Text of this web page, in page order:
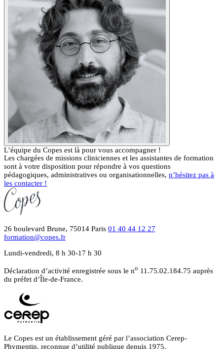
L’équipe du Copes est là pour vous accompagner !
Les chargées de missions cliniciennes et les assistantes de formation
sont à votre disposition pour répondre à vos questions
pédagogiques, administratives ou organisationnelles, n’hésitez pas à
les contacter !
26 boulevard Brune, 75014 Paris 01 40 44 12 27
formation@copes.fr
Lundi-vendredi, 8 h 30-17 h 30
Déclaration d’activité enregistrée sous le no 11.75.02.184.75 auprès
du préfet d’Île-de-France.
Le Copes est un établissement géré par l’association Cerep-
Phymentin, reconnue d’utilité publique depuis 1975.